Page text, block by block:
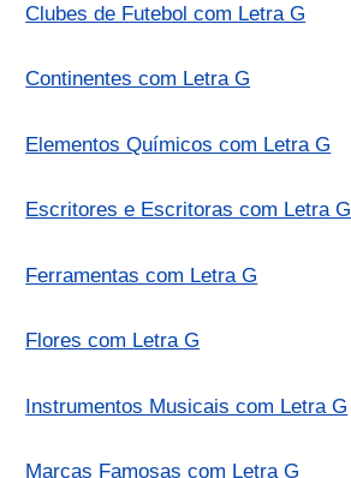
Clubes de Futebol com Letra G
Continentes com Letra G
Elementos Químicos com Letra G
Escritores e Escritoras com Letra G
Ferramentas com Letra G
Flores com Letra G
Instrumentos Musicais com Letra G
Marcas Famosas com Letra G